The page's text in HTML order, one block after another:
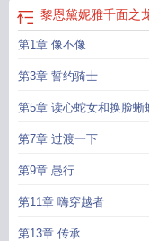
黎恩黛妮雅千面之
第1章 像不像
第3章 誓约骑士
第5章 读心蛇女和换脸蜥
类婚约
第7章 过渡一下
第9章 愚行
第11章 嗨穿越者
第13章 传承